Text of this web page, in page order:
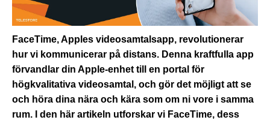
FaceTime, Apples videosamtalsapp, revolutionerar
hur vi kommunicerar på distans. Denna kraftfulla app
förvandlar din Apple-enhet till en portal för
högkvalitativa videosamtal, och gör det möjligt att se
och höra dina nära och kära som om ni vore i samma
rum. I den här artikeln utforskar vi FaceTime, dess